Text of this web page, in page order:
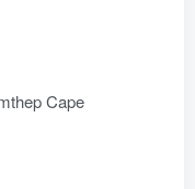
Cape